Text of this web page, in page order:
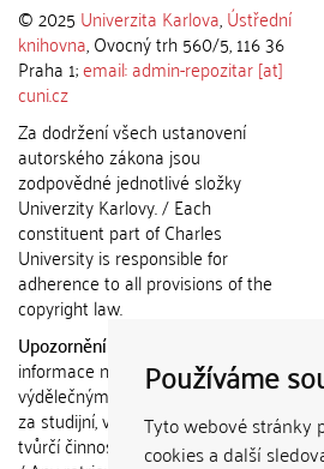
Používáme
Tyto webové stránky
cookies a další
© 2025 Univerzita Karlova,Ústřední
knihovna, Ovocný trh 560/5, 116 36
Praha 1;email: admin-repozitar [at]
cuni.cz
Za dodržení všech ustanovení
autorského zákona jsou
zodpovědné jednotlivé složky
Univerzity Karlovy. / Each
constituent part of Charles
University is responsible for
adherence to all provisions of the
copyright law.
Upozornění / Notice:
informace nemohou být použity k
výdělečným účelům nebo vydávány
za studijní, vědeckou nebo jinou
tvůrčí činnost jiné osoby než autora.